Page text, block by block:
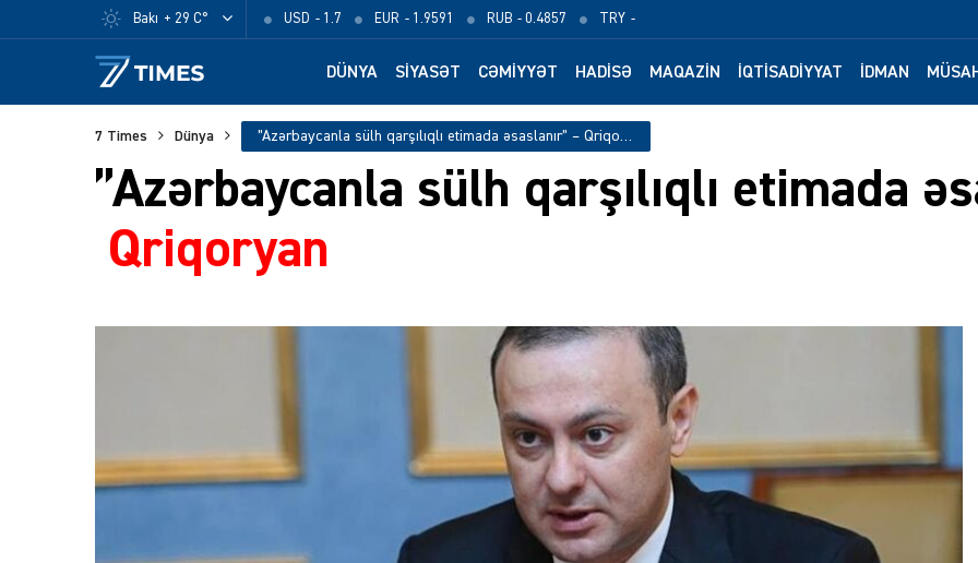
Bakı + 29 C° USD - 1.7 EUR - 1.9591 RUB - 0.4857 TRY -
DÜNYA SIYASƏT CƏMIYYƏT HADISƏ MAQAZIN İQTISADIYYAT İDMAN
7 Times Dünya ”Azərbaycanla sülh qarşılıqlı etimada əsaslanır” – Qriqoryan
”Azərbaycanla sülh qarşılıqlı etimada
Qriqoryan